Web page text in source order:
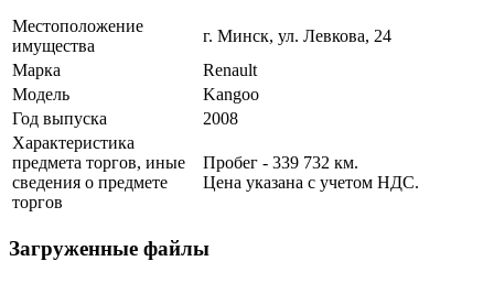
Местоположение
имущества
г. Минск, ул. Левкова, 24
Марка
Renault
Модель
Kangoo
Год выпуска
2008
Характеристика
предмета торгов, иные
сведения о предмете
торгов
Пробег - 339 732 км.
Цена указана с учетом НДС.
Загруженные файлы